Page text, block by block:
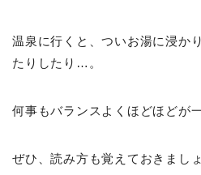
温泉に行くと、ついお湯に浸か
たりしたり…。
何事もバランスよくほどほどが
ぜひ、読み方も覚えておきましょ